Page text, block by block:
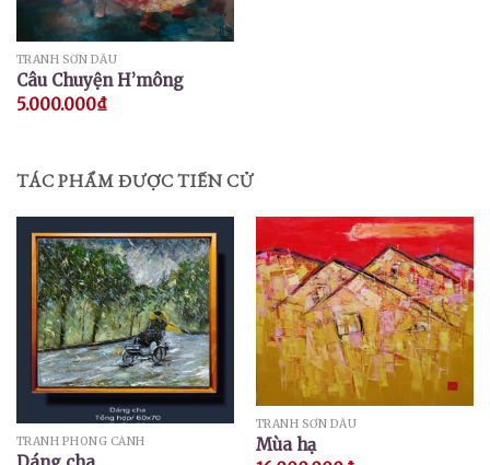
TRANH SƠN DẦU
Câu Chuyện H’mông
5.000.000₫
TÁC PHẨM ĐƯỢC TIẾN CỬ
TRANH PHONG CẢNH
TRANH SƠN DẦU
Mùa hạ